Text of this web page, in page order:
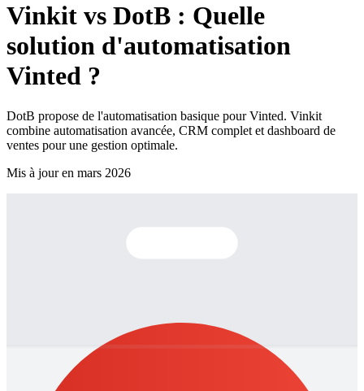
Vinkit vs DotB : Quelle
solution d'automatisation
Vinted ?
DotB propose de l'automatisation basique pour Vinted. Vinkit
combine automatisation avancée, CRM complet et dashboard de
ventes pour une gestion optimale.
Mis à jour en mars 2026